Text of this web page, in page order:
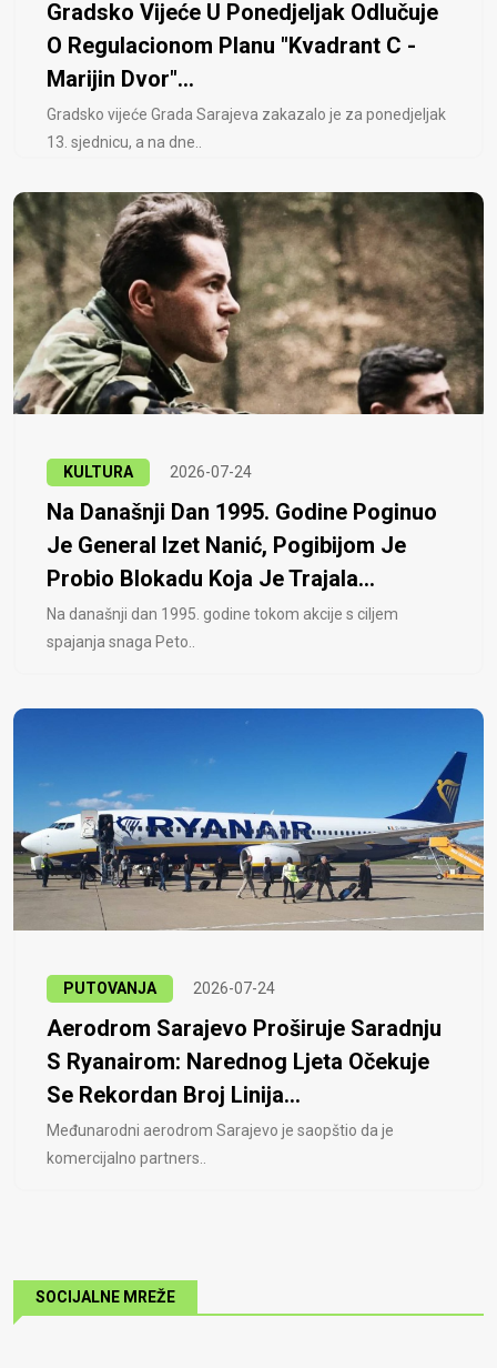
Gradsko Vijeće U Ponedjeljak Odlučuje
O Regulacionom Planu "Kvadrant C -
Marijin Dvor"...
Gradsko vijeće Grada Sarajeva zakazalo je za ponedjeljak
13. sjednicu, a na dne..
KULTURA 2026-07-24
Na Današnji Dan 1995. Godine Poginuo
Je General Izet Nanić, Pogibijom Je
Probio Blokadu Koja Je Trajala...
Na današnji dan 1995. godine tokom akcije s ciljem
spajanja snaga Peto..
PUTOVANJA 2026-07-24
Aerodrom Sarajevo Proširuje Saradnju
S Ryanairom: Narednog Ljeta Očekuje
Se Rekordan Broj Linija...
Međunarodni aerodrom Sarajevo je saopštio da je
komercijalno partners..
SOCIJALNE MREŽE